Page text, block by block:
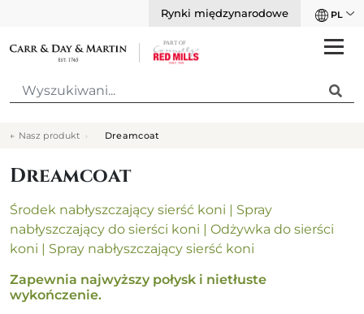
Rynki międzynarodowe PL
Wyszukiwani
Nasz produkt Dreamcoat
Dreamcoat
Środek nabłyszczający sierść koni | Spray
nabłyszczający do sierści koni | Odżywka do sierści
koni | Spray nabłyszczający sierść koni
Zapewnia najwyższy połysk i nietłuste
wykończenie.